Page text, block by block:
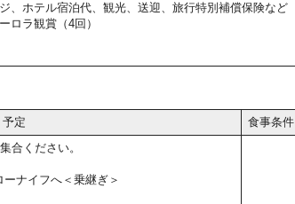
、ホテル宿泊代、観光、送迎、旅行特別補償保険など
ロラ観賞（4回）
予定 食事条件
合ください。
ナイフへ＜乗継ぎ＞